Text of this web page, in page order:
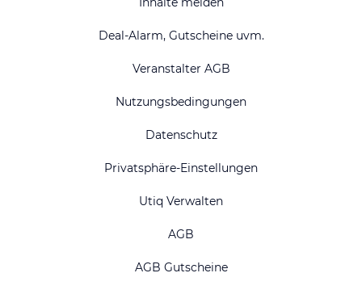
Deal-Alarm, Gutscheine uvm.
Veranstalter AGB
Nutzungsbedingungen
Datenschutz
Privatsphäre-Einstellungen
Utiq Verwalten
AGB
AGB Gutscheine